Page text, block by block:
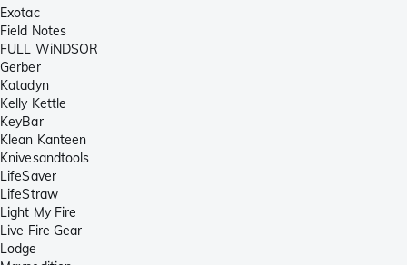
Exotac
Field Notes
FULL WiNDSOR
Gerber
Katadyn
Kelly Kettle
KeyBar
Klean Kanteen
Knivesandtools
LifeSaver
LifeStraw
Light My Fire
Live Fire Gear
Lodge